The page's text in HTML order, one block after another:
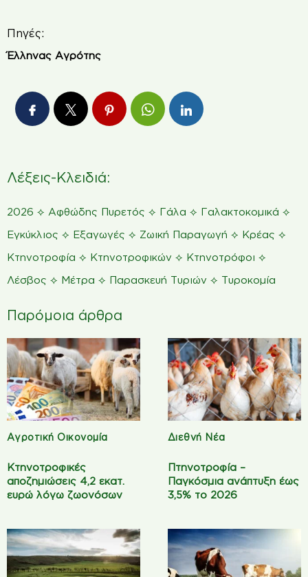
Πηγές:
Έλληνας Αγρότης
Λέξεις-Κλειδιά:
2026 ⟡ Αφθώδης Πυρετός ⟡ Γάλα ⟡ Γαλακτοκομικά ⟡
Εγκύκλιος ⟡ Εξαγωγές ⟡ Ζωική Παραγωγή ⟡ Κρέας ⟡
Κτηνοτροφία ⟡ Κτηνοτροφικών ⟡ Κτηνοτρόφοι ⟡
Λέσβος ⟡ Μέτρα ⟡ Παρασκευή Τυριών ⟡ Τυροκομία
Παρόμοια άρθρα
Αγροτική Οικονομία
Κτηνοτροφικές
αποζημιώσεις 4,2 εκατ.
ευρώ λόγω ζωονόσων
Διεθνή Νέα
Πτηνοτροφία –
Παγκόσμια ανάπτυξη έως
3,5% το 2026